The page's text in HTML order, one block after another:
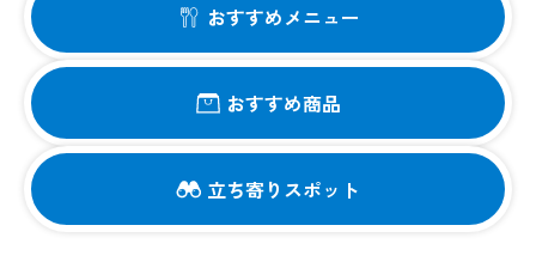
おすすめメニュー
おすすめ商品
立ち寄りスポット